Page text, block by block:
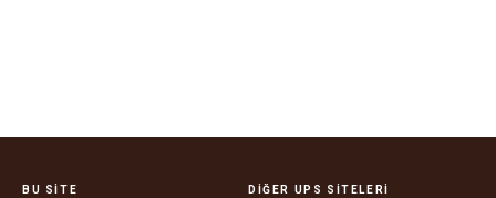
BU SITE DIĞER UPS SITELERI